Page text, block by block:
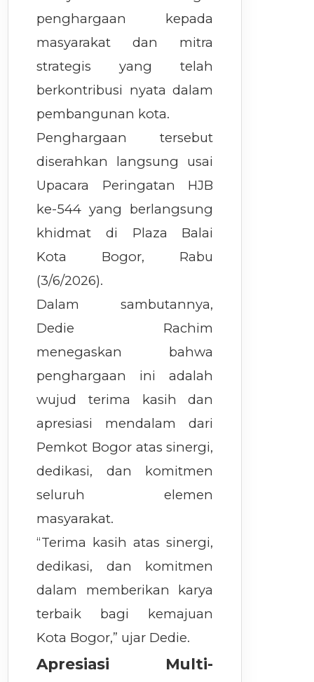
penghargaan kepada
masyarakat dan mitra
strategis yang telah
berkontribusi nyata dalam
pembangunan kota.
Penghargaan tersebut
diserahkan langsung usai
Upacara Peringatan HJB
ke-544 yang berlangsung
khidmat di Plaza Balai
Kota Bogor, Rabu
(3/6/2026).
Dalam sambutannya,
Dedie Rachim
menegaskan bahwa
penghargaan ini adalah
wujud terima kasih dan
apresiasi mendalam dari
Pemkot Bogor atas sinergi,
dedikasi, dan komitmen
seluruh elemen
masyarakat.
“Terima kasih atas sinergi,
dedikasi, dan komitmen
dalam memberikan karya
terbaik bagi kemajuan
Kota Bogor,” ujar Dedie.
Apresiasi Multi-